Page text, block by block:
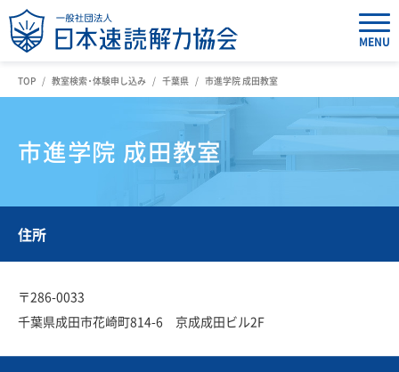
MENU
TOP 教室検索・体験申し込み 千葉県 市進学院 成田教室
市進学院 成田教室
住所
〒286-0033
千葉県成田市花崎町814-6 京成成田ビル2F